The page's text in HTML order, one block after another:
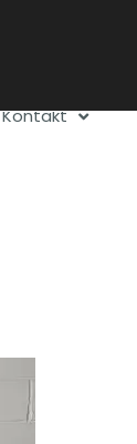
Kontakt